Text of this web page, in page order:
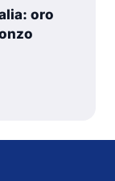
oro